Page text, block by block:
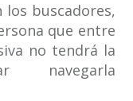
los buscadores,
que entre
no tendrá la
navegarla